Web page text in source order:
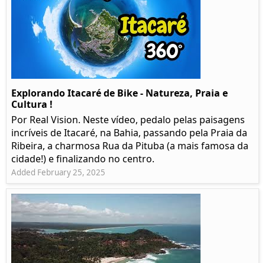
Explorando Itacaré de Bike - Natureza, Praia e
Cultura !
Por Real Vision. Neste vídeo, pedalo pelas paisagens
incríveis de Itacaré, na Bahia, passando pela Praia da
Ribeira, a charmosa Rua da Pituba (a mais famosa da
cidade!) e finalizando no centro.
Added February 25, 2025